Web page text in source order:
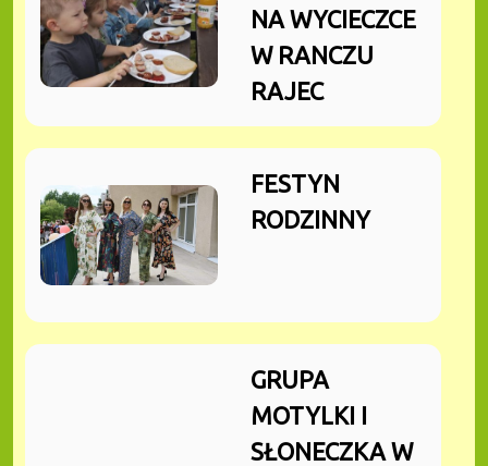
NA WYCIECZCE
W RANCZU
RAJEC
FESTYN
RODZINNY
GRUPA
MOTYLKI I
SŁONECZKA W